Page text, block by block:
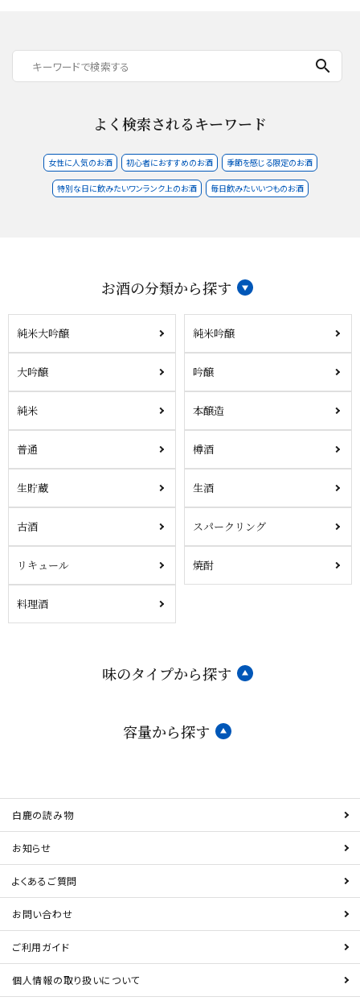
search
よく検索されるキーワード
女性に人気のお酒 初心者におすすめのお酒 季節を感じる限定のお酒
特別な日に飲みたいワンランク上のお酒 毎日飲みたいいつものお酒
お酒の分類から探す
純米大吟醸 純米吟醸
大吟醸 吟醸
純米 本醸造
普通 樽酒
生貯蔵 生酒
古酒 スパークリング
リキュール 焼酎
料理酒
味のタイプから探す
容量から探す
白鹿の読み物
お知らせ
よくあるご質問
お問い合わせ
ご利用ガイド
個人情報の取り扱いについて